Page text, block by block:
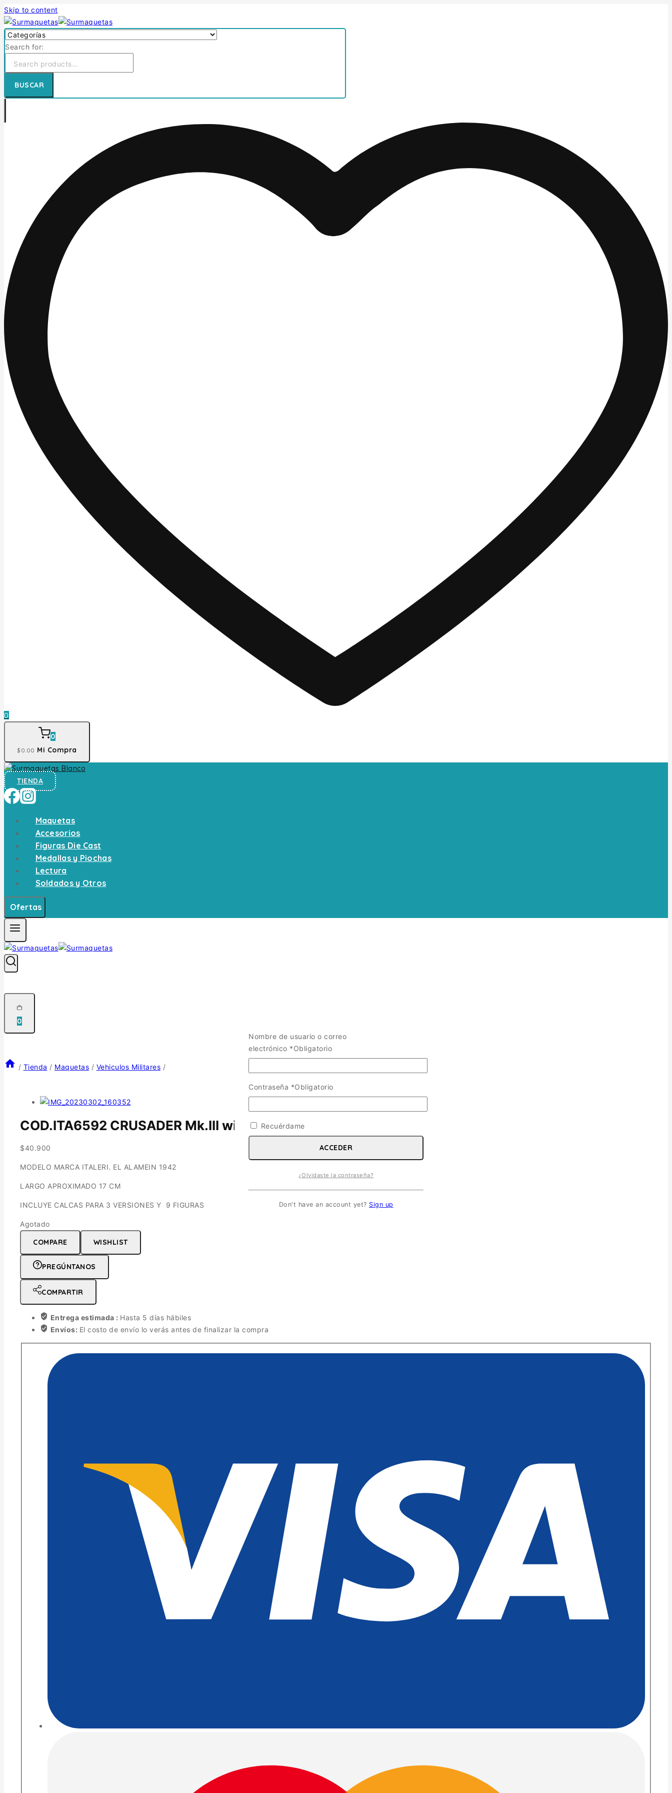
Skip to content
Search for:
BUSCAR
0
0
$0 .00 Mi Compra
TIENDA
Maquetas
Accesorios
Figuras Die Cast
Medallas y Piochas
Lectura
Soldados y Otros
Ofertas
0
/ Tienda / Maquetas / Vehiculos Militares /
COD.ITA6592 CRUSADER Mk.III with british crew. ESC 1/35
$40.900
MODELO MARCA ITALERI. EL ALAMEIN 1942
LARGO APROXIMADO 17 CM
INCLUYE CALCAS PARA 3 VERSIONES Y 9 FIGURAS
Agotado
COMPARE WISHLIST
PREGÚNTANOS
COMPARTIR
Entrega estimada : Hasta 5 días hábiles
Envíos: El costo de envío lo verás antes de finalizar la compra
Nombre de usuario o correo
electrónico *Obligatorio
Contraseña *Obligatorio
Recuérdame
ACCEDER
¿Olvidaste la contraseña?
Don't have an account yet? Sign up